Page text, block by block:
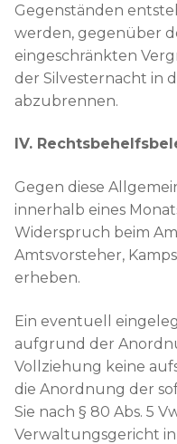
Gegenständen
werden, gegenüber
eingeschränkten
der Silvesternacht in
abzubrennen.
IV.
Gegen diese
innerhalb eines
Widerspruch beim
Amtsvorsteher,
erheben.
Ein eventuell
aufgrund der
Vollziehung keine
die Anordnung der
Sie nach § 80 Abs. 5
Verwaltungsgericht